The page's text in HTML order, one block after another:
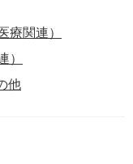
療関連）
他